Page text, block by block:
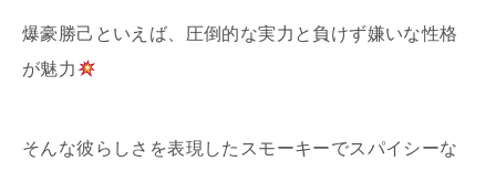
爆豪勝己といえば、圧倒的な実力と負けず嫌いな性格
が魅力
そんな彼らしさを表現したスモーキーでスパイシーな